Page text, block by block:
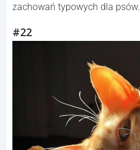
zachowań typowych dla psów.
#22